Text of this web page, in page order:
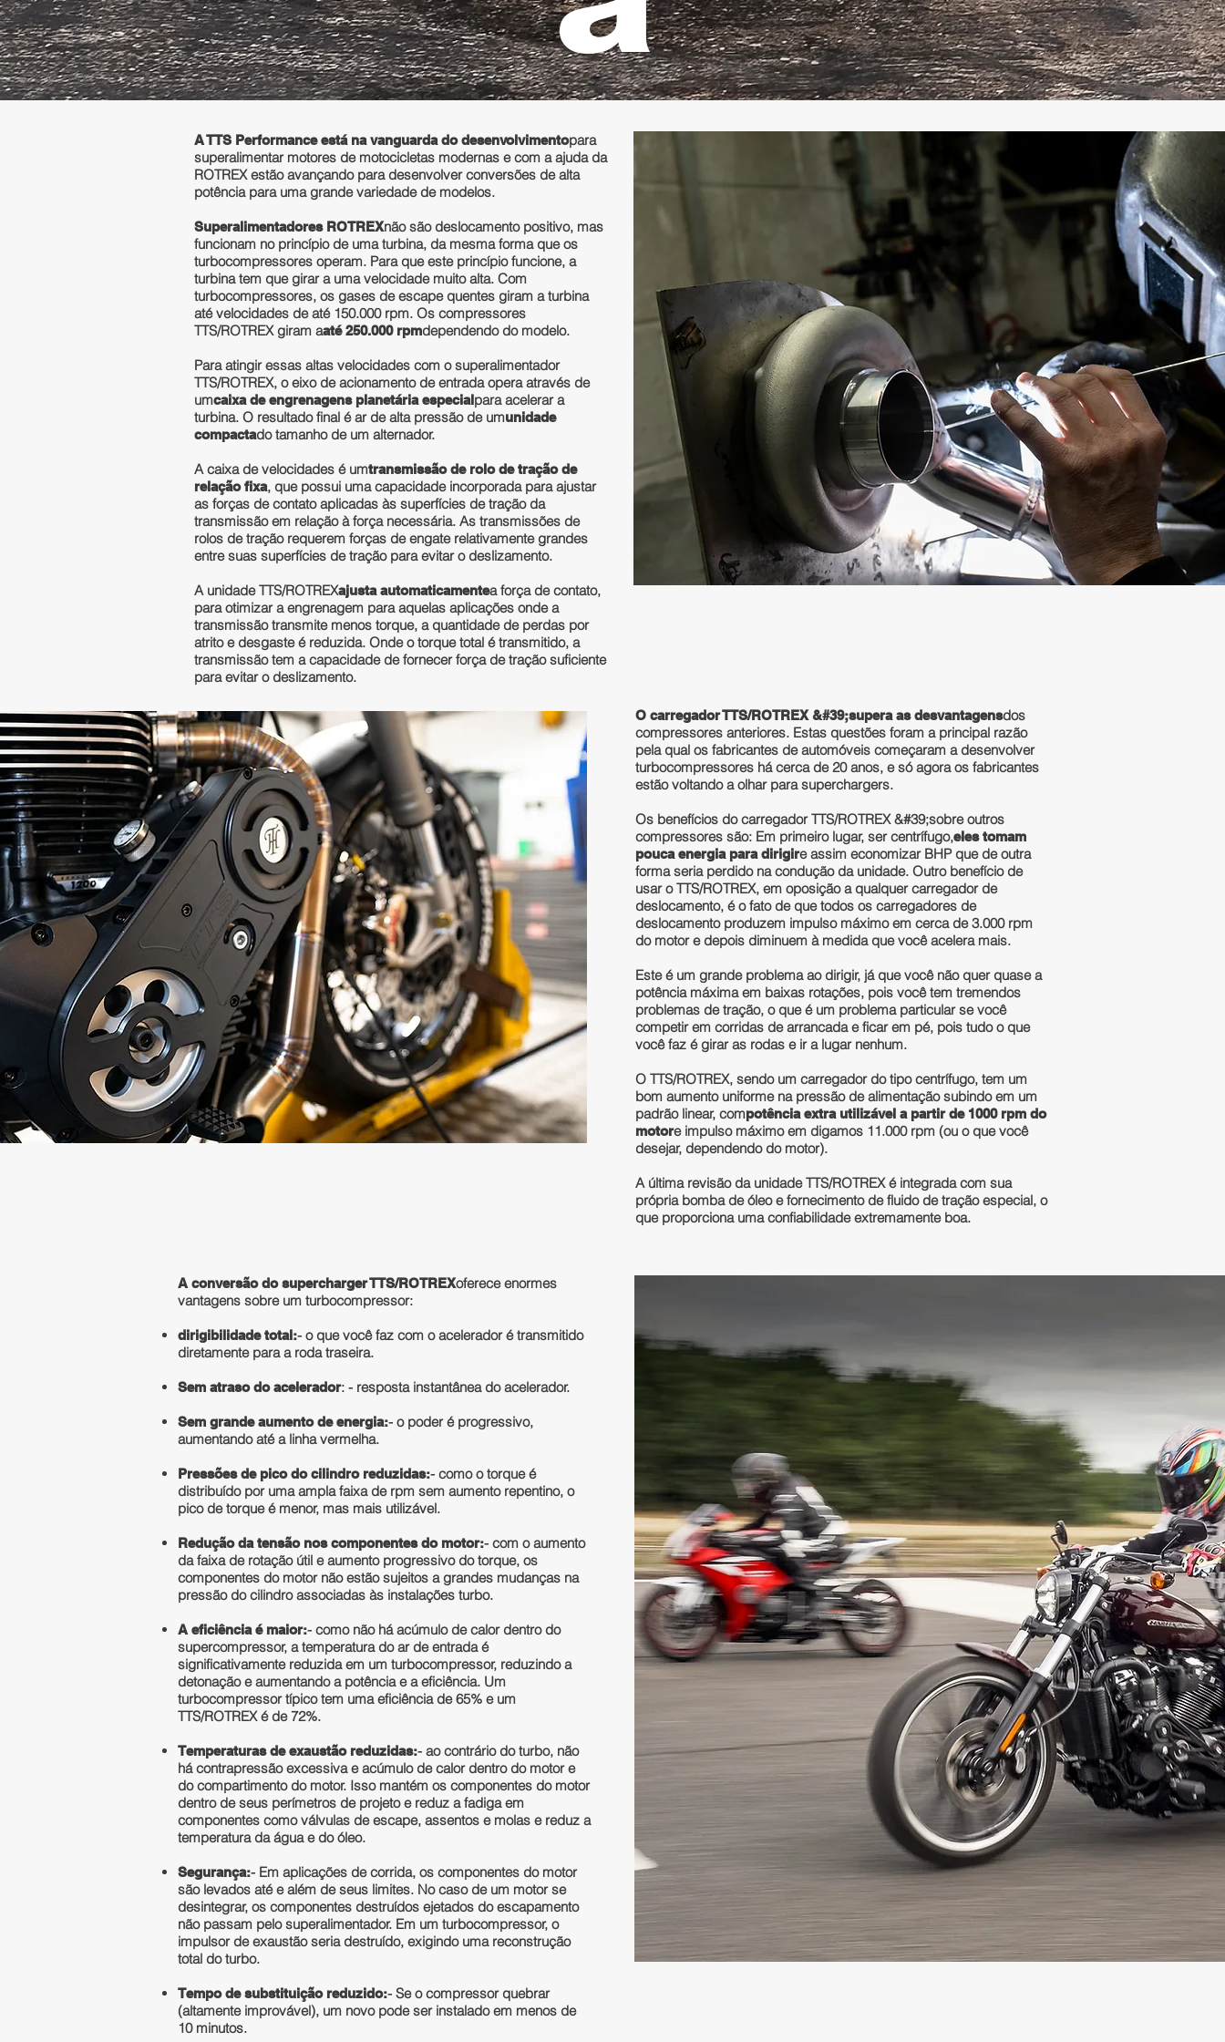
A TTS Performance está na vanguarda do desenvolvimentopara
superalimentar motores de motocicletas modernas e com a ajuda da
ROTREX estão avançando para desenvolver conversões de alta
potência para uma grande variedade de modelos.
Superalimentadores ROTREXnão são deslocamento positivo, mas
funcionam no princípio de uma turbina, da mesma forma que os
turbocompressores operam. Para que este princípio funcione, a
turbina tem que girar a uma velocidade muito alta. Com
turbocompressores, os gases de escape quentes giram a turbina
até velocidades de até 150.000 rpm. Os compressores
TTS/ROTREX giram aaté 250.000 rpmdependendo do modelo.
Para atingir essas altas velocidades com o superalimentador
TTS/ROTREX, o eixo de acionamento de entrada opera através de
umcaixa de engrenagens planetária especialpara acelerar a
turbina. O resultado final é ar de alta pressão de umunidade
compactado tamanho de um alternador.
A caixa de velocidades é umtransmissão de rolo de tração de
relação fixa, que possui uma capacidade incorporada para ajustar
as forças de contato aplicadas às superfícies de tração da
transmissão em relação à força necessária. As transmissões de
rolos de tração requerem forças de engate relativamente grandes
entre suas superfícies de tração para evitar o deslizamento.
A unidade TTS/ROTREXajusta automaticamentea força de contato,
para otimizar a engrenagem para aquelas aplicações onde a
transmissão transmite menos torque, a quantidade de perdas por
atrito e desgaste é reduzida. Onde o torque total é transmitido, a
transmissão tem a capacidade de fornecer força de tração suficiente
para evitar o deslizamento.
O carregador TTS/ROTREX &#39;supera as desvantagensdos
compressores anteriores. Estas questões foram a principal razão
pela qual os fabricantes de automóveis começaram a desenvolver
turbocompressores há cerca de 20 anos, e só agora os fabricantes
estão voltando a olhar para superchargers.
Os benefícios do carregador TTS/ROTREX &#39;sobre outros
compressores são: Em primeiro lugar, ser centrífugo,eles tomam
pouca energia para dirigire assim economizar BHP que de outra
forma seria perdido na condução da unidade. Outro benefício de
usar o TTS/ROTREX, em oposição a qualquer carregador de
deslocamento, é o fato de que todos os carregadores de
deslocamento produzem impulso máximo em cerca de 3.000 rpm
do motor e depois diminuem à medida que você acelera mais.
Este é um grande problema ao dirigir, já que você não quer quase a
potência máxima em baixas rotações, pois você tem tremendos
problemas de tração, o que é um problema particular se você
competir em corridas de arrancada e ficar em pé, pois tudo o que
você faz é girar as rodas e ir a lugar nenhum.
O TTS/ROTREX, sendo um carregador do tipo centrífugo, tem um
bom aumento uniforme na pressão de alimentação subindo em um
padrão linear, compotência extra utilizável a partir de 1000 rpm do
motore impulso máximo em digamos 11.000 rpm (ou o que você
desejar, dependendo do motor).
A última revisão da unidade TTS/ROTREX é integrada com sua
própria bomba de óleo e fornecimento de fluido de tração especial, o
que proporciona uma confiabilidade extremamente boa.
A conversão do supercharger TTS/ROTREXoferece enormes
vantagens sobre um turbocompressor:
dirigibilidade total:- o que você faz com o acelerador é transmitido
diretamente para a roda traseira.
Sem atraso do acelerador: - resposta instantânea do acelerador.​
Sem grande aumento de energia:- o poder é progressivo,
aumentando até a linha vermelha.
Pressões de pico do cilindro reduzidas:- como o torque é
distribuído por uma ampla faixa de rpm sem aumento repentino, o
pico de torque é menor, mas mais utilizável.
Redução da tensão nos componentes do motor:- com o aumento
da faixa de rotação útil e aumento progressivo do torque, os
componentes do motor não estão sujeitos a grandes mudanças na
pressão do cilindro associadas às instalações turbo.
A eficiência é maior:- como não há acúmulo de calor dentro do
supercompressor, a temperatura do ar de entrada é
significativamente reduzida em um turbocompressor, reduzindo a
detonação e aumentando a potência e a eficiência. Um
turbocompressor típico tem uma eficiência de 65% e um
TTS/ROTREX é de 72%.
Temperaturas de exaustão reduzidas:- ao contrário do turbo, não
há contrapressão excessiva e acúmulo de calor dentro do motor e
do compartimento do motor. Isso mantém os componentes do motor
dentro de seus perímetros de projeto e reduz a fadiga em
componentes como válvulas de escape, assentos e molas e reduz a
temperatura da água e do óleo.
Segurança:- Em aplicações de corrida, os componentes do motor
são levados até e além de seus limites. No caso de um motor se
desintegrar, os componentes destruídos ejetados do escapamento
não passam pelo superalimentador. Em um turbocompressor, o
impulsor de exaustão seria destruído, exigindo uma reconstrução
total do turbo.
Tempo de substituição reduzido:- Se o compressor quebrar
(altamente improvável), um novo pode ser instalado em menos de
10 minutos.